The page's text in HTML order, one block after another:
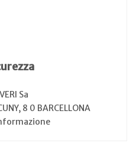
Sa
8 0 BARCELLONA